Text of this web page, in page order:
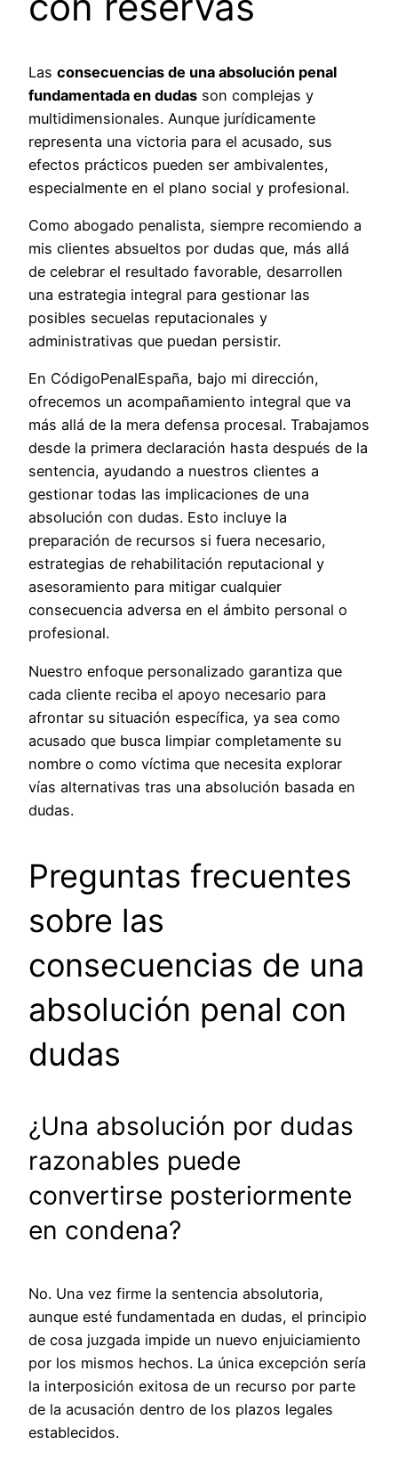
Las consecuencias de una absolución penal
fundamentada en dudas son complejas y
multidimensionales. Aunque jurídicamente
representa una victoria para el acusado, sus
efectos prácticos pueden ser ambivalentes,
especialmente en el plano social y profesional.
Como abogado penalista, siempre recomiendo a
mis clientes absueltos por dudas que, más allá
de celebrar el resultado favorable, desarrollen
una estrategia integral para gestionar las
posibles secuelas reputacionales y
administrativas que puedan persistir.
En CódigoPenalEspaña, bajo mi dirección,
ofrecemos un acompañamiento integral que va
más allá de la mera defensa procesal. Trabajamos
desde la primera declaración hasta después de la
sentencia, ayudando a nuestros clientes a
gestionar todas las implicaciones de una
absolución con dudas. Esto incluye la
preparación de recursos si fuera necesario,
estrategias de rehabilitación reputacional y
asesoramiento para mitigar cualquier
consecuencia adversa en el ámbito personal o
profesional.
Nuestro enfoque personalizado garantiza que
cada cliente reciba el apoyo necesario para
afrontar su situación específica, ya sea como
acusado que busca limpiar completamente su
nombre o como víctima que necesita explorar
vías alternativas tras una absolución basada en
dudas.
Preguntas frecuentes
sobre las
consecuencias de una
absolución penal con
dudas
¿Una absolución por dudas
razonables puede
convertirse posteriormente
en condena?
No. Una vez firme la sentencia absolutoria,
aunque esté fundamentada en dudas, el principio
de cosa juzgada impide un nuevo enjuiciamiento
por los mismos hechos. La única excepción sería
la interposición exitosa de un recurso por parte
de la acusación dentro de los plazos legales
establecidos.